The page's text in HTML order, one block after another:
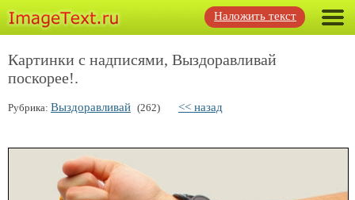
Наложить текст
Картинки с надписями, Выздоравливай
поскорее!.
Рубрика: Выздоравливай (262) << назад